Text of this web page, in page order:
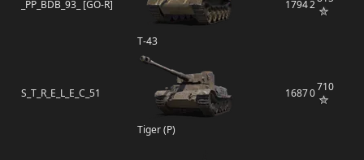
_PP_BDB_93_ [GO-R]
Т-43
17942
S_T_R_E_L_E_C_51
Tiger (P)
16870710